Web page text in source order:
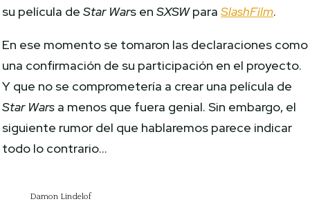
su película deStar Wars enSXSWparaSlashFilm.
En ese momento se tomaron las declaraciones como
una confirmación de su participación en el proyecto.
Y que no se comprometería a crear una película de
Star Wars a menos que fuera genial. Sin embargo, el
siguiente rumor del que hablaremos parece indicar
todo lo contrario…
Damon Lindelof